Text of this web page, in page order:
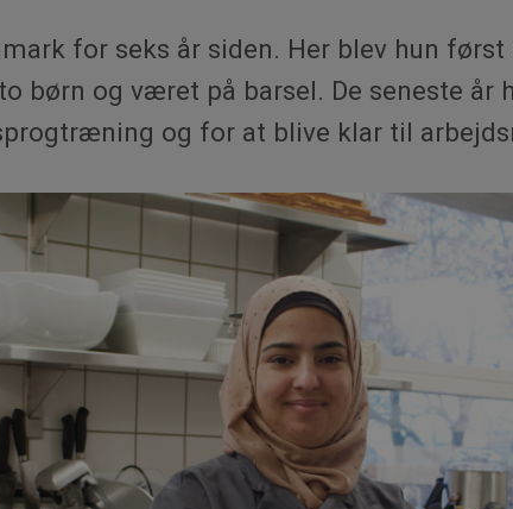
for seks år siden. Her blev hun først
børn og været på barsel. De seneste år
og for at blive klar til